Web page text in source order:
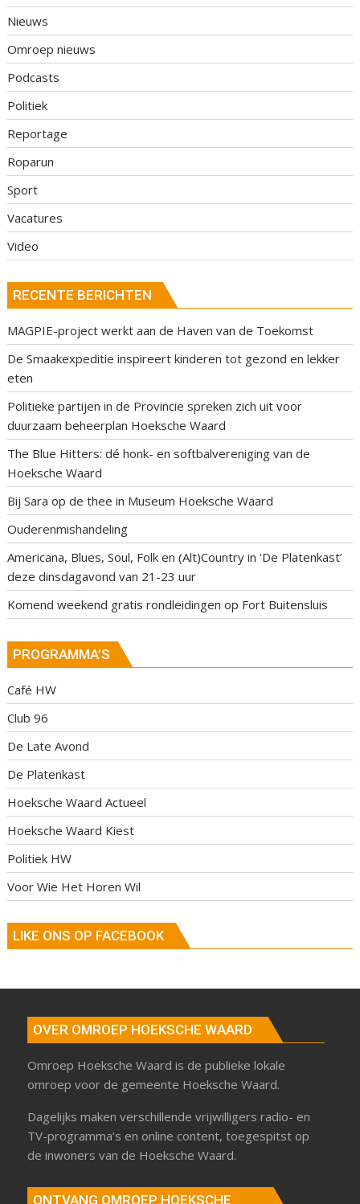
Nieuws
Omroep nieuws
Podcasts
Politiek
Reportage
Roparun
Sport
Vacatures
Video
RECENTE BERICHTEN
MAGPIE-project werkt aan de Haven van de Toekomst
De Smaakexpeditie inspireert kinderen tot gezond en lekker
eten
Politieke partijen in de Provincie spreken zich uit voor
duurzaam beheerplan Hoeksche Waard
The Blue Hitters: dé honk- en softbalvereniging van de
Hoeksche Waard
Bij Sara op de thee in Museum Hoeksche Waard
Ouderenmishandeling
Americana, Blues, Soul, Folk en (Alt)Country in ‘De Platenkast’
deze dinsdagavond van 21-23 uur
Komend weekend gratis rondleidingen op Fort Buitensluis
PROGRAMMA’S
Café HW
Club 96
De Late Avond
De Platenkast
Hoeksche Waard Actueel
Hoeksche Waard Kiest
Politiek HW
Voor Wie Het Horen Wil
LIKE ONS OP FACEBOOK
OVER OMROEP HOEKSCHE WAARD
Omroep Hoeksche Waard is de publieke lokale
omroep voor de gemeente Hoeksche Waard.
Dagelijks maken verschillende vrijwilligers radio- en
TV-programma’s en online content, toegespitst op
de inwoners van de Hoeksche Waard.
ONTVANG OMROEP HOEKSCHE